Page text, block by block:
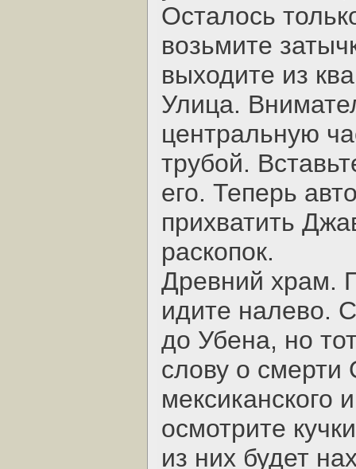
Осталось
возьмите
выходите из
Улица.
центральную
трубой.
его. Теперь
прихватить
раскопок.
Древний храм.
идите налево.
до Убена, но
слову о смерти
мексиканского
осмотрите
из них будет